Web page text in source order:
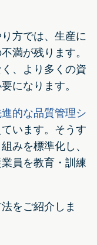
方では、生産に
満が残ります。
、より多くの資
になります。
進的な品質管理シ
います。そうす
みを標準化し、
員を教育・訓練
をご紹介しま